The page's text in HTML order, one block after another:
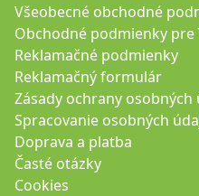
Všeobecné obchodné
Obchodné podmienky pre
Reklamačné podmienky
Reklamačný formulár
Zásady ochrany osobných
Spracovanie osobných
Doprava a platba
Časté otázky
Cookies